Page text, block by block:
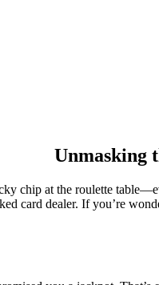
Unmasking
chip at the roulette
card dealer. If you’re